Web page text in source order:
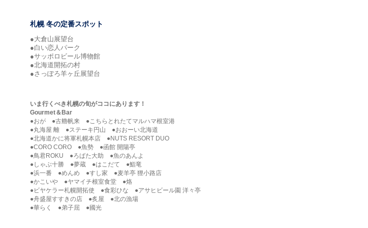
札幌 冬の定番スポット
●大倉山展望台
●白い恋人パーク
●サッポロビール博物館
●北海道開拓の村
●さっぽろ羊ヶ丘展望台
いま行くべき札幌の旬がココにあります！
Gourmet＆Bar
●おが ●古艪帆来 ●こちらとれたてマルハマ根室港
●丸海屋 離 ●ステーキ円山 ●おおーい北海道
●北海道かに将軍札幌本店 ●NUTS RESORT DUO
●CORO CORO ●魚勢 ●函館 開陽亭
●鳥君ROKU ●ろばた大助 ●魚のあんよ
●しゃぶ十勝 ●夢蔵 ●はこだて ●鮨竜
●浜一番 ●めんめ ●すし家 ●麦羊亭 狸小路店
●かこいや ●ヤマイチ根室食堂 ●烙
●ビヤケラー札幌開拓使 ●食彩ひな ●アサヒビール園 洋々亭
●舟盛屋すすきの店 ●炙屋 ●北の漁場
●華らく ●弟子屈 ●國光